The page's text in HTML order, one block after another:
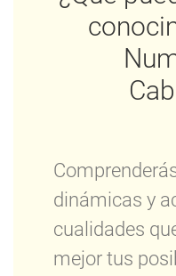
dinámicas y
cualidades
mejor tus